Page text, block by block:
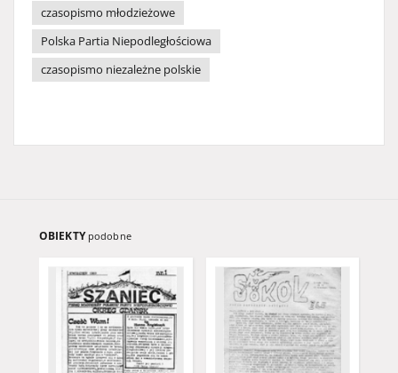
czasopismo młodzieżowe
Polska Partia Niepodległościowa
czasopismo niezależne polskie
OBIEKTY podobne